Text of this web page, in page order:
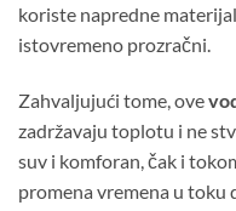
koriste napredne
istovremeno prozračni.
Zahvaljujući tome, ove
zadržavaju toplotu i ne
suv i komforan, čak i
promena vremena u toku